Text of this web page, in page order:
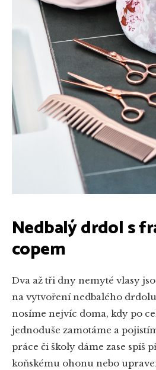
Nedbalý drdol s
copem
Dva až tři dny nemyté vlasy
na vytvoření nedbalého
nosíme nejvíc doma, kdy po
jednoduše zamotáme a
práce či školy dáme zase spíš
koňskému ohonu nebo